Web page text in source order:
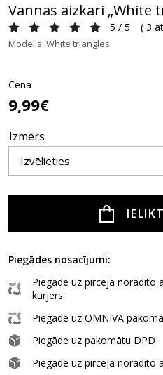
Vannas aizkari „White
5 / 5 ( 3
Modelis: White triangles
Cena
9,99€
Izmērs
Piegādes nosacījumi:
Piegāde uz pircēja norādīto
kurjers
Piegāde uz OMNIVA
Piegāde uz pakomātu DPD
Piegāde uz pircēja norādīto